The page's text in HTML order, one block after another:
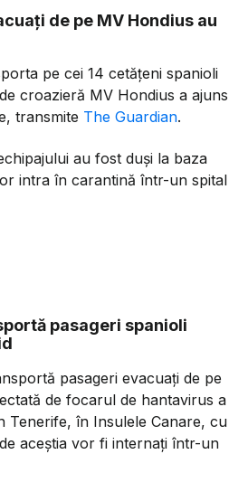
de pe MV Hondius au
pe cei 14 cetățeni spanioli
croazieră MV Hondius a ajuns
transmite The Guardian.
au fost duși la baza
intra în carantină într-un spital
pasageri spanioli
pasageri evacuați de pe
de focarul de hantavirus a
Tenerife, în Insulele Canare, cu
aceștia vor fi internați într-un